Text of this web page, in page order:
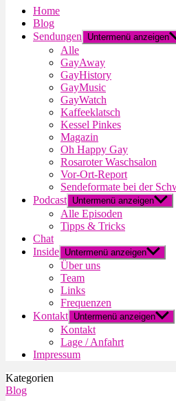
Home
Blog
Sendungen
Untermenü anzeigen
Alle
GayAway
GayHistory
GayMusic
GayWatch
Kaffeeklatsch
Kessel Pinkes
Magazin
Oh Happy Gay
Rosaroter Waschsalon
Vor-Ort-Report
Sendeformate bei der
Podcast Untermenü anzeigen
Alle Episoden
Tipps & Tricks
Chat
Inside Untermenü anzeigen
Über uns
Team
Links
Frequenzen
Kontakt Untermenü anzeigen
Kontakt
Lage / Anfahrt
Impressum
Kategorien
Blog